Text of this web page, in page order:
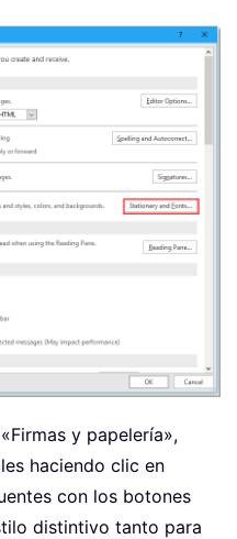
y papelería»,
haciendo clic en
con los botones
distintivo tanto para